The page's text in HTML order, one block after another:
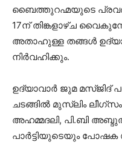
ബൈത്തുറഹ്മയുടെ
17ന് തിങ്കളാഴ്ച
അതാഹുള്ള തങ്ങൾ
നിർവഹിക്കും.
ഉദ്യാവാർ ജുമ മസ്ജിദ്
ചടങ്ങിൽ മുസ്ലിം
അഹമ്മദലി, പി.ബി
പാർട്ടിയുടെയും